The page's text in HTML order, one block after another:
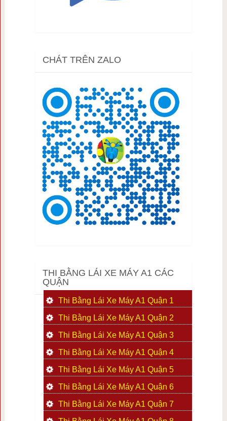
CHÁT TRÊN ZALO
THI BẰNG LÁI XE MÁY A1 CÁC
QUẬN
Thi Bằng Lái Xe Máy A1 Quận 1
Thi Bằng Lái Xe Máy A1 Quận 2
Thi Bằng Lái Xe Máy A1 Quận 3
Thi Bằng Lái Xe Máy A1 Quận 4
Thi Bằng Lái Xe Máy A1 Quận 5
Thi Bằng Lái Xe Máy A1 Quận 6
Thi Bằng Lái Xe Máy A1 Quận 7